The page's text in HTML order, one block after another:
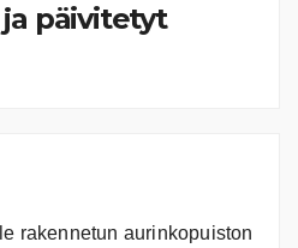
päivitetyt
rakennetun aurinkopuiston